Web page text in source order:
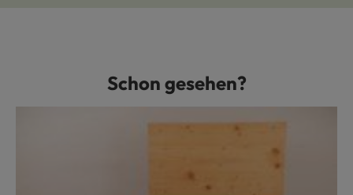
Produktgalerie überspringenSchon gesehen?